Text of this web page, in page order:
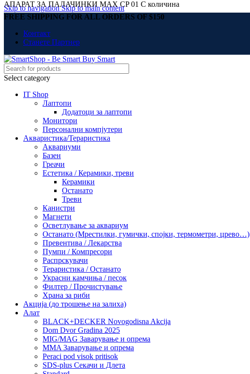
Skip to navigationSkip to main content
FREE SHIPPING FOR ALL ORDERS OF $150
Контакт
Станете Партнер
Select category
IT Shop
Лаптопи
Додатоци за лаптопи
Монитори
Персонални компјутери
Акваристика/Тераристика
Аквариуми
Базен
Греачи
Естетика / Керамики, треви
Керамики
Останато
Треви
Канистри
Магнети
Осветлување за аквариум
Останато (Мрестилки, гумички, спојки, термометри, црево…)
Превентива / Лекарства
Пумпи / Компресори
Распрскувачи
Тераристика / Останато
Украсни камчиња / песок
Филтер / Прочистување
Храна за риби
Акција (до трошење на залиха)
Алат
BLACK+DECKER Novogodisna Akcija
Dom Dvor Gradina 2025
MIG/MAG Заварување и опрема
MMA Заварување и опрема
Peraci pod visok pritisok
SDS-plus Секачи и Длета
АПАРАТ ЗА ПАЛАЧИНКИ MAX CP 01 C количина